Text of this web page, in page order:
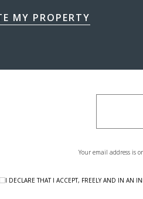
MY PROPERTY
Your email address is
I DECLARE THAT I ACCEPT, FREELY AND IN AN